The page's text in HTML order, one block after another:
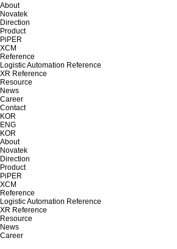
About
Novatek
Direction
Product
PiPER
XCM
Reference
Logistic Automation Reference
XR Reference
Resource
News
Career
Contact
KOR
ENG
KOR
About
Novatek
Direction
Product
PiPER
XCM
Reference
Logistic Automation Reference
XR Reference
Resource
News
Career